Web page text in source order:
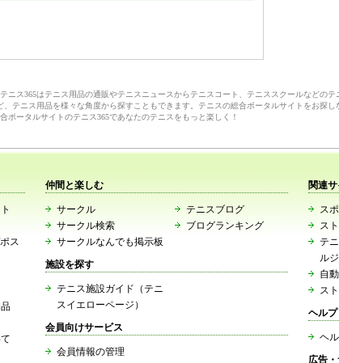
ニス365はテニス用品の通販やテニスニュースからテニスコート、テニススクールなどの
テニス用品を様々な角度から探すこともできます。テニスの総合ポータルサイトをお探
ータルサイトのテニス365であなたのテニスをもっと楽しく！
ス
仲間と楽しむ
サークル
サークル検索
サークルなんでも掲示板
テニスブログ
ブログランキング
施設を探す
テニス施設ガイド（テニ
スイエローページ）
会員向けサービス
会員情報の管理
関連サ
ス
ス
テ
ル
自
ス
ヘルプ
ヘ
広告